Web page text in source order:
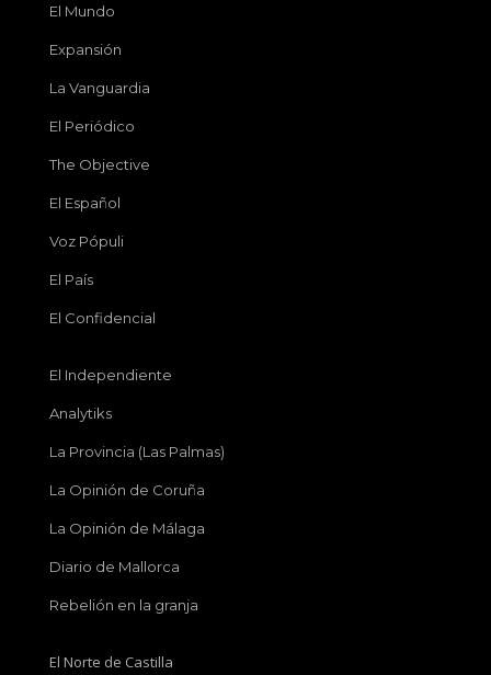
El Mundo
Expansión
La Vanguardia
El Periódico
The Objective
El Español
Voz Pópuli
El País
El Confidencial
El Independiente
Analytiks
La Provincia (Las Palmas)
La Opinión de Coruña
La Opinión de Málaga
Diario de Mallorca
Rebelión en la granja
El Norte de Castilla